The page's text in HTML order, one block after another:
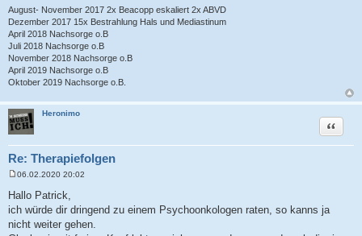
August- November 2017 2x Beacopp eskaliert 2x ABVD
Dezember 2017 15x Bestrahlung Hals und Mediastinum
April 2018 Nachsorge o.B
Juli 2018 Nachsorge o.B
November 2018 Nachsorge o.B
April 2019 Nachsorge o.B
Oktober 2019 Nachsorge o.B.
Heronimo
Re: Therapiefolgen
Zitat
e
i
t
a
06.02.2020 20:02
Hallo Patrick,
ich würde dir dringend zu einem Psychoonkologen raten, so kanns ja
nicht weiter gehen.